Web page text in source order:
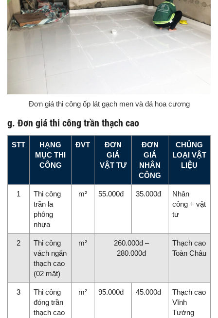
Đơn giá thi công ốp lát gạch men và đá hoa cương
g. Đơn giá thi công trần thạch cao
STT
HẠNG
MỤC THI
CÔNG
ĐVT
ĐƠN
GIÁ
VẬT TƯ
ĐƠN
GIÁ
NHÂN
CÔNG
CHỦNG
LOẠI VẬT
LIỆU
1
Thi công
trần la
phông
nhựa
m² 55.000đ 35.000đ
Nhân
công + vật
tư
2
Thi công
vách ngăn
thạch cao
(02 mặt)
m²
260.000đ –
280.000đ
Thạch cao
Toàn Châu
3
Thi công
đóng trần
thạch cao
m² 95.000đ 45.000đ
Thạch cao
Vĩnh
Tường